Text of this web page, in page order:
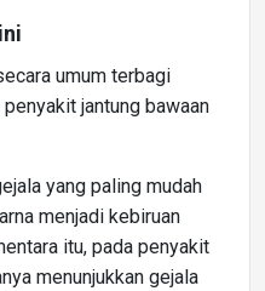
umum terbagi
jantung bawaan
yang paling mudah
menjadi kebiruan
itu, pada penyakit
menunjukkan gejala